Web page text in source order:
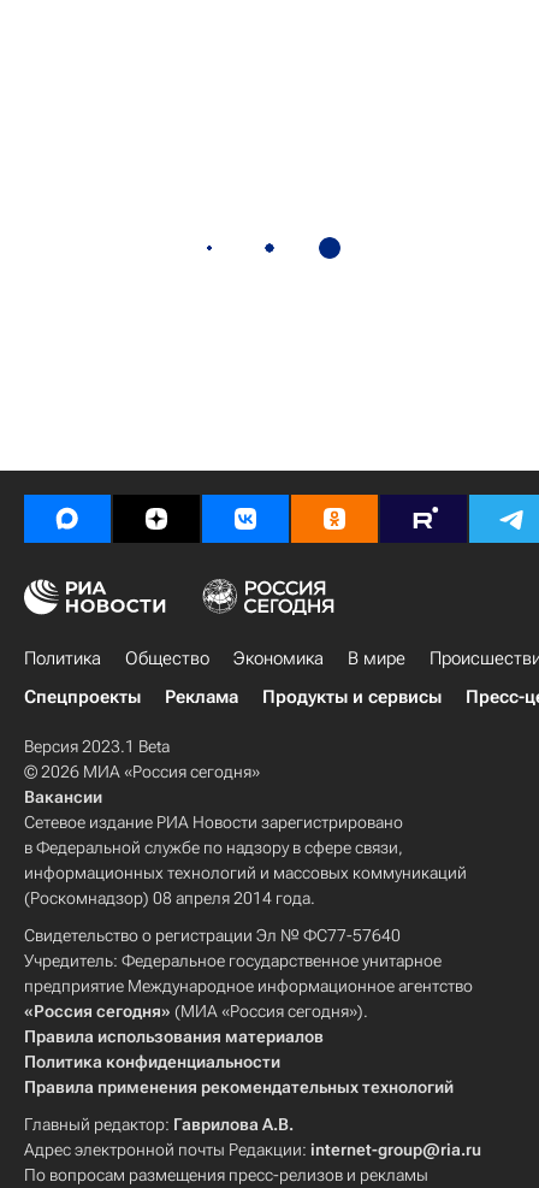
Политика Общество Экономика В мире
Спецпроекты
Реклама Продукты и сервисы Пресс-
Версия 2023.1 Beta
© 2026 МИА «Россия сегодня»
Вакансии
Сетевое издание РИА Новости зарегистрировано
в Федеральной службе по надзору в сфере связи,
информационных технологий и массовых коммуникаций
(Роскомнадзор) 08 апреля 2014 года.
Свидетельство о регистрации Эл № ФС77-57640
Учредитель: Федеральное государственное унитарное
предприятие Международное информационное агентство
«Россия сегодня» (МИА «Россия сегодня»).
Правила использования материалов
Политика конфиденциальности
Правила применения рекомендательных технологий
Главный редактор: Гаврилова А.В.
Адрес электронной почты Редакции: internet-group@ria.ru
По вопросам размещения пресс-релизов и рекламы